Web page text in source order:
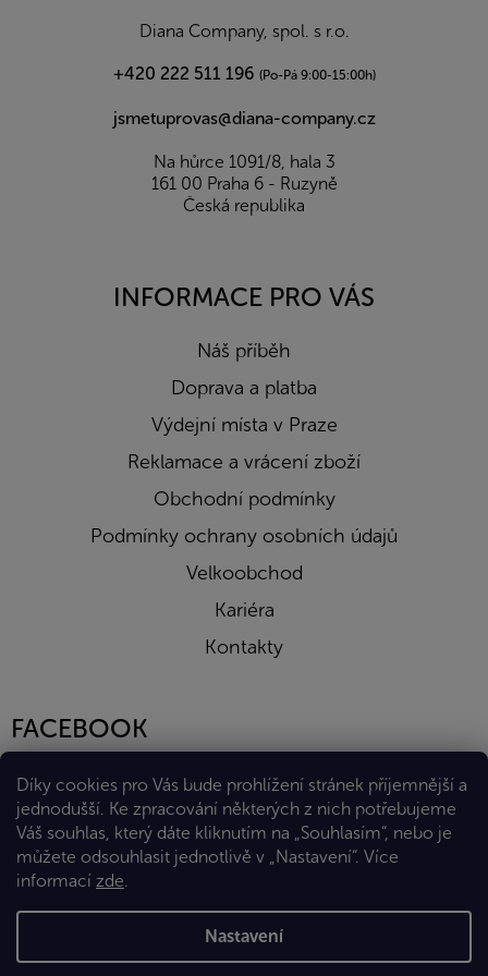
Díky cookies pro Vás bude prohlížení stránek příjemnější a
jednodušší. Ke zpracování některých z nich potřebujeme
Váš souhlas, který dáte kliknutím na „Souhlasím“, nebo je
můžete odsouhlasit jednotlivě v „Nastavení“. Více
informací zde.
Nastavení
Diana Company, spol. s r.o.
+420 222 511 196 (Po-Pá 9:00-15:00h)
jsmetuprovas@diana-company.cz
Na hůrce 1091/8, hala 3
161 00 Praha 6 - Ruzyně
Česká republika
INFORMACE PRO VÁS
Náš příběh
Doprava a platba
Výdejní místa v Praze
Reklamace a vrácení zboží
Obchodní podmínky
Podmínky ochrany osobních údajů
Velkoobchod
Kariéra
Kontakty
FACEBOOK
Vytvořil Shoptet Premium